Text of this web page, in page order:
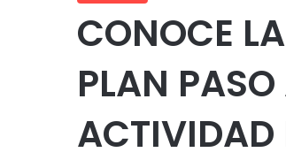
CONOCE
PLAN
ACTIVIDAD